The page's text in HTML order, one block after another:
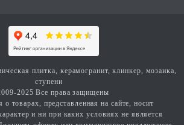
плитка, керамогранит, клинкер, мозаика,
ступени
2025 Все права защищены
товарах, представленная на сайте, носит
и ни при каких условиях не является